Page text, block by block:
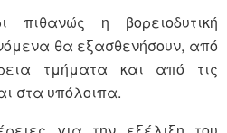
η βορειοδυτική
θα εξασθενήσουν, από
τμήματα και από τις
στα υπόλοιπα.